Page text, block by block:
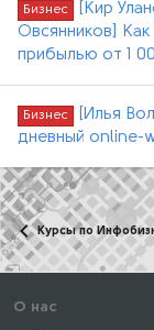
Бизнес
[Кир
Овсянников] Как
прибылью от 1
Бизнес
[Илья
дневный online-
Курсы по
О нас